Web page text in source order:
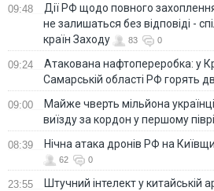
09:48
Дії РФ щодо повного
не залишаться без відповіді -
країн Заходу
83 0
09:24
Атакована нафтопереробка: у
Самарській області РФ горять
09:00
Майже чверть мільйона
виїзду за кордон у першому
08:39 Нічна атака дронів РФ на
62 0
23:55
Штучний інтелект у китайській